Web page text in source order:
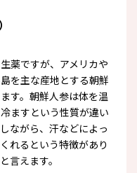
薬ですが、アメリカや
を主な産地とする朝鮮
す。朝鮮人参は体を温
ますという性質が違い
ながら、汗などによっ
れるという特徴があり
言えます。